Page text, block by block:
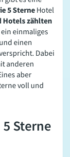
5 Sterne Hotel
Hotels zählten
einmaliges
einen
Dabei
anderen
aber
voll und
Sterne